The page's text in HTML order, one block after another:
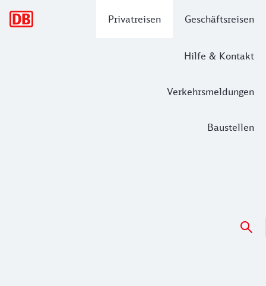
Privatreisen Geschäftsreisen
Hilfe & Kontakt
Verkehrsmeldungen
Baustellen